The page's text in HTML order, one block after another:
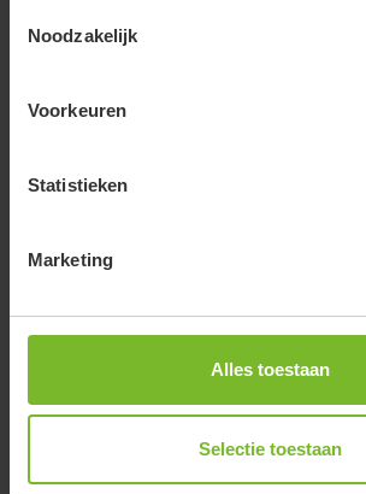
Noodzakelijk
Voorkeuren
Statistieken
Marketing
Alles toestaan
Selectie toestaan
De boerderij
Dieren
Omgeving
Online reserveren